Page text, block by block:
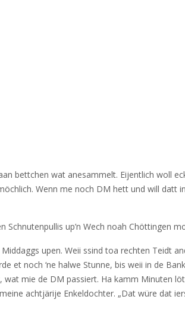
bettchen wat anesammelt. Eijentlich woll
Wenn me noch DM hett und will datt
up’n Wech noah Chöttingen
upen. Weii ssind toa rechten Teidt
et noch ‘ne halwe Stunne, bis weii in de
mie de DM passiert. Ha kamm Minuten
achtjärije Enkeldochter. „Dat würe dat